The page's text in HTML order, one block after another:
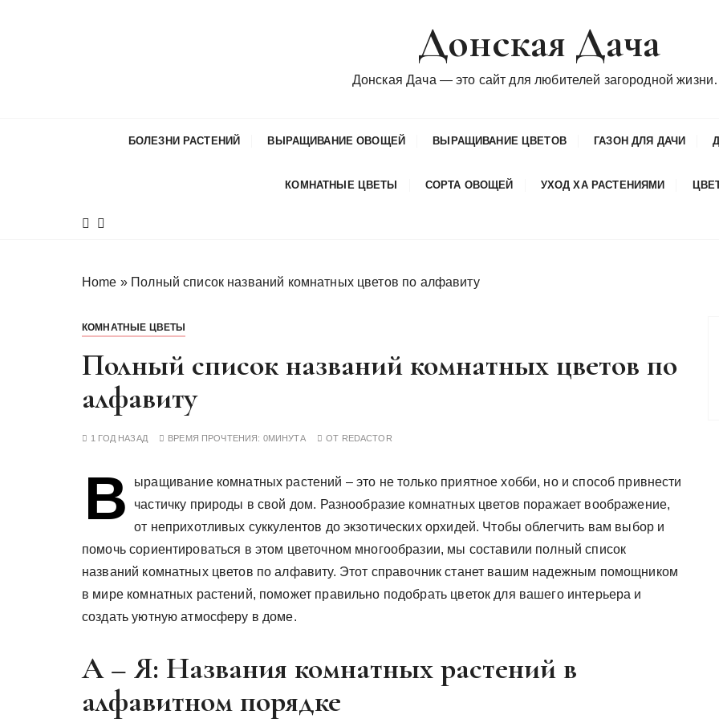
Донская Дача
Донская Дача — это сайт для любителей загородной
БОЛЕЗНИ РАСТЕНИЙ ВЫРАЩИВАНИЕ ОВОЩЕЙ ВЫРАЩИВАНИЕ ЦВЕТОВ ГАЗОН ДЛЯ ДАЧИ
КОМНАТНЫЕ ЦВЕТЫ СОРТА ОВОЩЕЙ УХОД ХА РАСТЕНИЯМИ
Home » Полный список названий комнатных цветов по алфавиту
КОМНАТНЫЕ ЦВЕТЫ
Полный список названий комнатных цветов по
алфавиту
1 ГОД НАЗАД ВРЕМЯ ПРОЧТЕНИЯ: 0МИНУТА ОТ REDACTOR
В
ыращивание комнатных растений – это не только приятное хобби, но и способ привнести
частичку природы в свой дом. Разнообразие комнатных цветов поражает воображение,
от неприхотливых суккулентов до экзотических орхидей. Чтобы облегчить вам выбор и
помочь сориентироваться в этом цветочном многообразии, мы составили полный список
названий комнатных цветов по алфавиту. Этот справочник станет вашим надежным помощником
в мире комнатных растений, поможет правильно подобрать цветок для вашего интерьера и
создать уютную атмосферу в доме.
А – Я: Названия комнатных растений в
алфавитном порядке